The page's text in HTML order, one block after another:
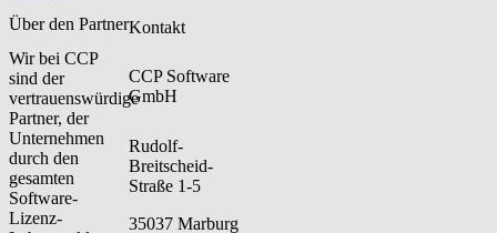
Über den Partner
Wir bei CCP
sind der
vertrauenswürdige
Partner, der
Unternehmen
durch den
gesamten
Software-
Lizenz-
Kontakt
CCP Software
GmbH
Rudolf-
Breitscheid-
Straße 1-5
35037 Marburg